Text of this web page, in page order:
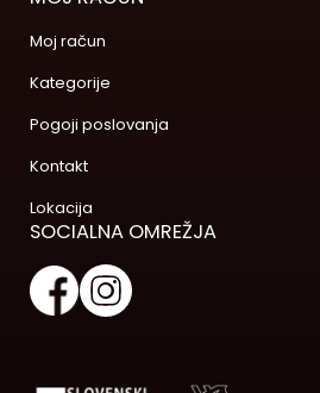
Moj račun
Kategorije
Pogoji poslovanja
Kontakt
Lokacija
SOCIALNA OMREŽJA